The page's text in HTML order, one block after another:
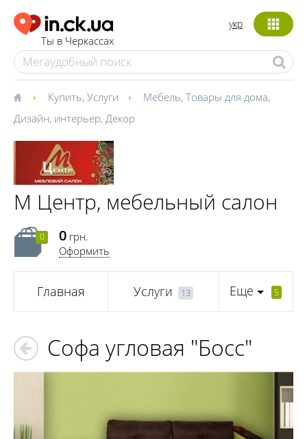
Ты в Черкассах
укр
Купить, Услуги Мебель, Товары для дома,
Дизайн, интерьер, Декор
М Центр, мебельный салон
0 0 грн.
Оформить
Главная Услуги 13 Еще 5
Софа угловая "Босс"